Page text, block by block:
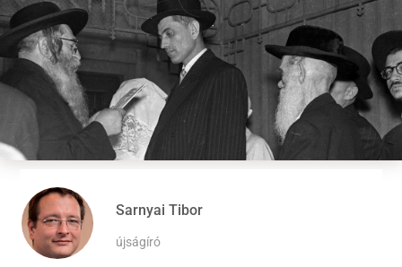
Sarnyai Tibor
újságíró